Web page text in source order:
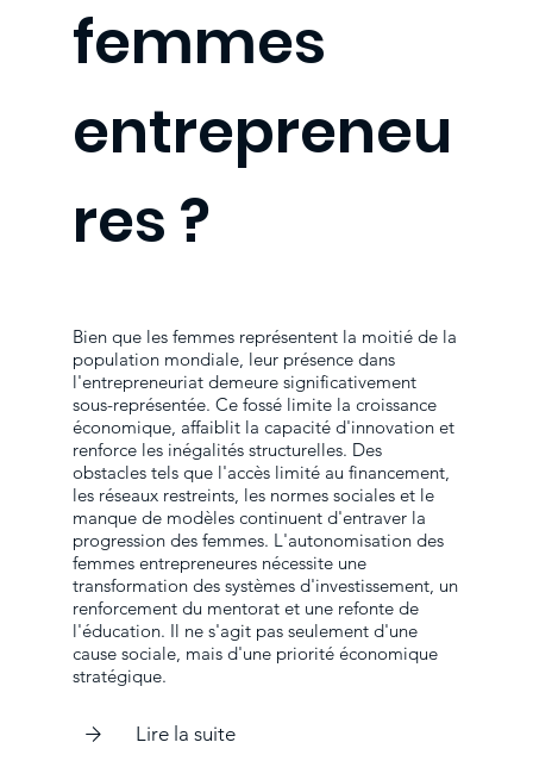
femmes
entrepreneu
res ?
Bien que les femmes représentent la moitié de la
population mondiale, leur présence dans
l'entrepreneuriat demeure significativement
sous-représentée. Ce fossé limite la croissance
économique, affaiblit la capacité d'innovation et
renforce les inégalités structurelles. Des
obstacles tels que l'accès limité au financement,
les réseaux restreints, les normes sociales et le
manque de modèles continuent d'entraver la
progression des femmes. L'autonomisation des
femmes entrepreneures nécessite une
transformation des systèmes d'investissement, un
renforcement du mentorat et une refonte de
l'éducation. Il ne s'agit pas seulement d'une
cause sociale, mais d'une priorité économique
stratégique.
Lire la suite